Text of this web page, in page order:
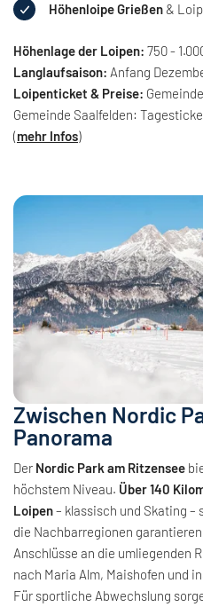
Höhenloipe Grießen&
Höhenlage der Loipen: 750 -
Langlaufsaison: Anfang
Loipenticket & Preise:
Gemeinde Saalfelden:
(mehr Infos)
Zwischen Nordic
Panorama
Der Nordic Park am Ritzensee
höchstem Niveau. Über 140
Loipen– klassisch und Skating –
die Nachbarregionen
Anschlüsse an die umliegenden
nach Maria Alm, Maishofen und
Für sportliche Abwechslung